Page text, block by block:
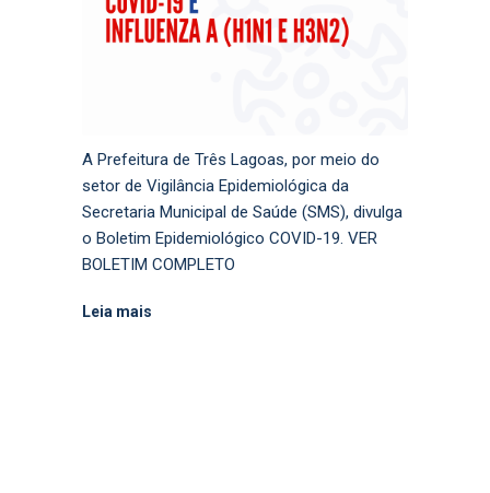
A Prefeitura de Três Lagoas, por meio do
setor de Vigilância Epidemiológica da
Secretaria Municipal de Saúde (SMS), divulga
o Boletim Epidemiológico COVID-19. VER
BOLETIM COMPLETO
Leia mais